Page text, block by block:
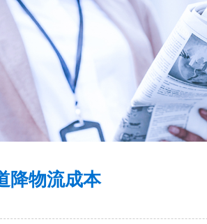
降物流成本